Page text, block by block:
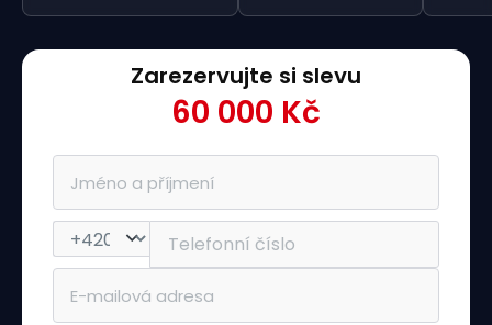
Zarezervujte si slevu
60 000 Kč